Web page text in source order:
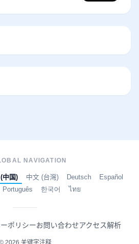
NAVIGATION
中国) 中文 (台灣) Deutsch
Español
Português 한국어 ไทย
ポリシーお問い合わせアクセス解析
2026 关键字注释